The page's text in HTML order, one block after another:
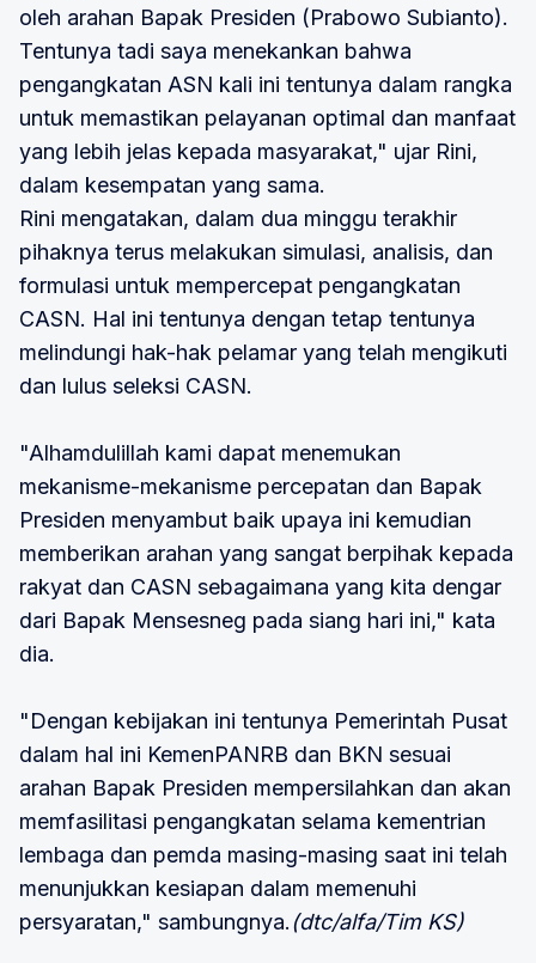
oleh arahan Bapak Presiden (Prabowo Subianto).
Tentunya tadi saya menekankan bahwa
pengangkatan ASN kali ini tentunya dalam rangka
untuk memastikan pelayanan optimal dan manfaat
yang lebih jelas kepada masyarakat," ujar Rini,
dalam kesempatan yang sama.
Rini mengatakan, dalam dua minggu terakhir
pihaknya terus melakukan simulasi, analisis, dan
formulasi untuk mempercepat pengangkatan
CASN. Hal ini tentunya dengan tetap tentunya
melindungi hak-hak pelamar yang telah mengikuti
dan lulus seleksi CASN.
"Alhamdulillah kami dapat menemukan
mekanisme-mekanisme percepatan dan Bapak
Presiden menyambut baik upaya ini kemudian
memberikan arahan yang sangat berpihak kepada
rakyat dan CASN sebagaimana yang kita dengar
dari Bapak Mensesneg pada siang hari ini," kata
dia.
"Dengan kebijakan ini tentunya Pemerintah Pusat
dalam hal ini KemenPANRB dan BKN sesuai
arahan Bapak Presiden mempersilahkan dan akan
memfasilitasi pengangkatan selama kementrian
lembaga dan pemda masing-masing saat ini telah
menunjukkan kesiapan dalam memenuhi
persyaratan," sambungnya.(dtc/alfa/Tim KS)